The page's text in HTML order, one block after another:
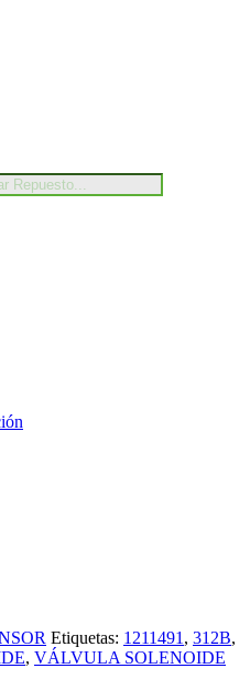
Etiquetas: 1211491 , 312B,
, VÁLVULA SOLENOIDE